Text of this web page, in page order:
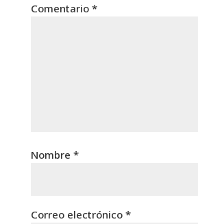
Comentario *
Nombre *
Correo electrónico *